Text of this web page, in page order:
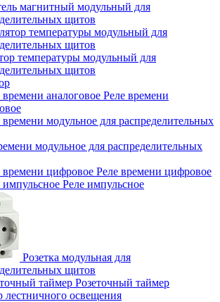
магнитный модульный для
щитов
температуры модульный для
щитов
Реле времени
модульное для распределительных
Реле времени цифровое
Реле импульсное
Розетка модульная для
щитов
Розеточный таймер
лестничного освещения